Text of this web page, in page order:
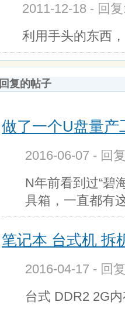
2011-12-18 - 回
利用手头的东西
回复的帖子
做了一个U盘量产
2016-06-07 - 回
N年前看到过“碧
具箱，一直都有
笔记本 台式机 拆
2016-04-17 - 回
台式 DDR2 2G